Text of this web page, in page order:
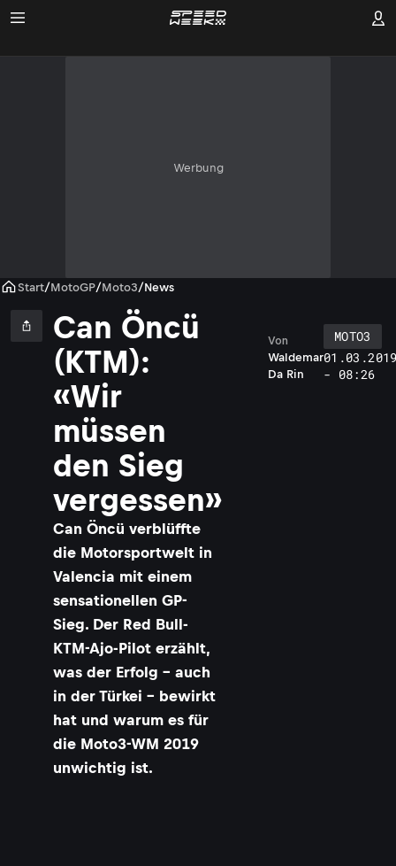
Werbung
Start/MotoGP/Moto3/News
Can Öncü
(KTM):
«Wir
müssen
den Sieg
vergessen»
Can Öncü verblüffte
die Motorsportwelt in
Valencia mit einem
sensationellen GP-
Sieg. Der Red Bull-
KTM-Ajo-Pilot erzählt,
was der Erfolg – auch
in der Türkei – bewirkt
hat und warum es für
die Moto3-WM 2019
unwichtig ist.
Waldemar
Da Rin
Von
MOTO3
- 08:26